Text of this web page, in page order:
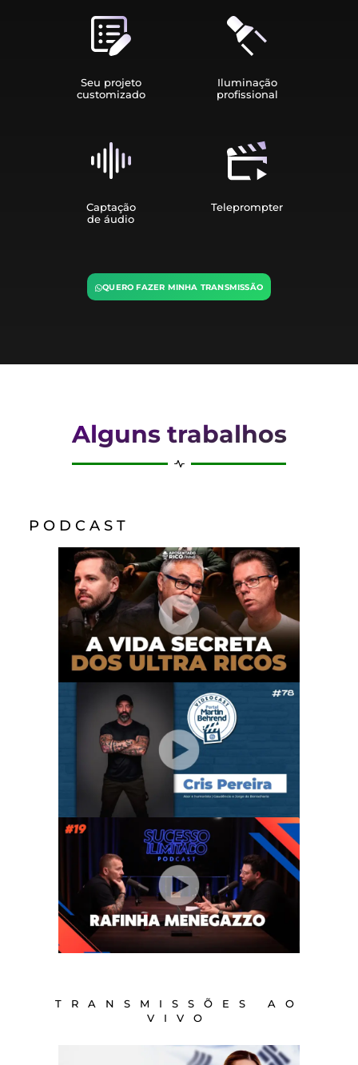
Seu projeto
customizado
Iluminação
profissional
Captação
de áudio
Teleprompter
QUERO FAZER MINHA TRANSMISSÃO
Alguns trabalhos
P O D C A S T
TRANSMISSÕES AO
VIVO